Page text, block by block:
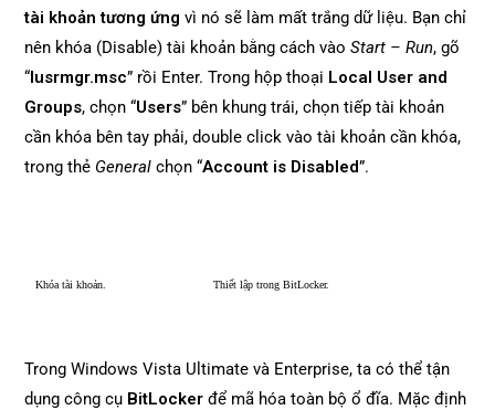
tài khoản tương ứng vì nó sẽ làm mất trắng dữ liệu. Bạn chỉ
nên khóa (Disable) tài khoản bằng cách vàoStart – Run, gõ
“lusrmgr.msc” rồi Enter. Trong hộp thoại Local User and
Groups, chọn “Users” bên khung trái, chọn tiếp tài khoản
cần khóa bên tay phải, double click vào tài khoản cần khóa,
trong thẻ General chọn “Account is Disabled”.
Khóa tài khoản. Thiết lập trong BitLocker.
Trong Windows Vista Ultimate và Enterprise, ta có thể tận
dụng công cụ BitLocker để mã hóa toàn bộ ổ đĩa. Mặc định